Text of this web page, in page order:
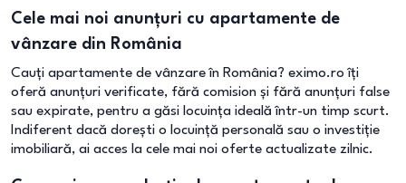
Cele mai noi anunțuri cu apartamente de
vânzare din România
Cauți apartamente de vânzare în România? eximo.ro îți
oferă anunțuri verificate, fără comision și fără anunțuri false
sau expirate, pentru a găsi locuința ideală într-un timp scurt.
Indiferent dacă dorești o locuință personală sau o investiție
imobiliară, ai acces la cele mai noi oferte actualizate zilnic.